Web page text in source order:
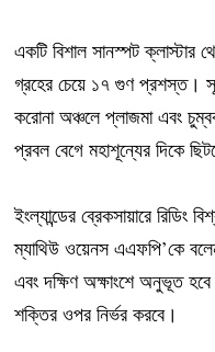
একটি বিশাল সানস্পট ক্লাস্টার
গ্রহের চেয়ে ১৭ গুণ প্রশস্ত।
করোনা অঞ্চলে প্লাজমা এবং
প্রবল বেগে মহাশূন্যের দিকে
ইংল্যান্ডের ব্রেকসায়ারে রিডিং
ম্যাথিউ ওয়েনস এএফপি’কে
এবং দক্ষিণ অক্ষাংশে অনুভূত
শক্তির ওপর নির্ভর করবে।